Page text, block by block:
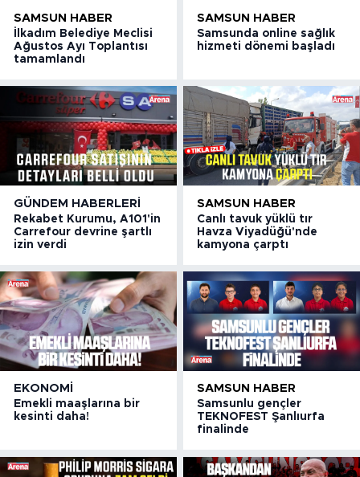
SAMSUN HABER
İlkadım Belediye Meclisi
Ağustos Ayı Toplantısı
tamamlandı
SAMSUN HABER
Samsunda online sağlık
hizmeti dönemi başladı
GÜNDEM HABERLERI
Rekabet Kurumu, A101'in
Carrefour devrine şartlı
izin verdi
SAMSUN HABER
Canlı tavuk yüklü tır
Havza Viyadüğü'nde
kamyona çarptı
EKONOMI
Emekli maaşlarına bir
kesinti daha!
SAMSUN HABER
Samsunlu gençler
TEKNOFEST Şanlıurfa
finalinde